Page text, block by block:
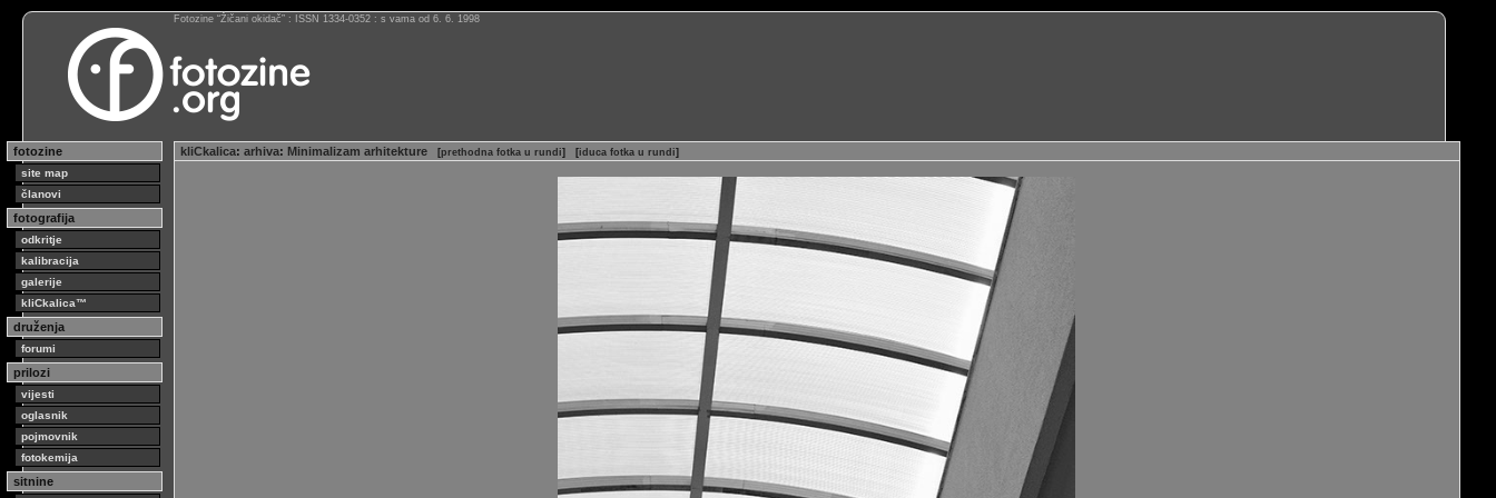
Fotozine “Žičani okidač” : ISSN 1334-0352 : s vama od 6. 6. 1998
fotozine
site map
članovi
fotografija
odkritje
kalibracija
galerije
kliCkalica™
druženja
forumi
prilozi
vijesti
oglasnik
pojmovnik
fotokemija
sitnine
kliCkalica: arhiva: Minimalizam arhitekture [prethodna fotka u rundi] [iduca fotka u rundi]